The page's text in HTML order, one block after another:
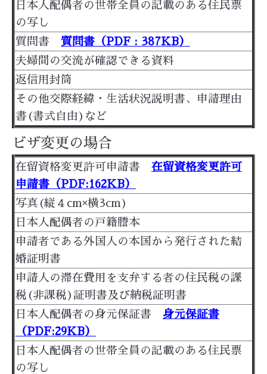
日本人配偶者の世帯全員の記載のある住民票
の写し
質問書 質問書（PDF : 387KB）
夫婦間の交流が確認できる資料
返信用封筒
その他交際経緯・生活状況説明書、申請理由
書(書式自由)など
ビザ変更の場合
在留資格変更許可申請書 在留資格変更許可
申請書（PDF:162KB）
写真(縦４cm×横3cm)
日本人配偶者の戸籍謄本
申請者である外国人の本国から発行された結
婚証明書
申請人の滞在費用を支弁する者の住民税の課
税(非課税)証明書及び納税証明書
日本人配偶者の身元保証書 身元保証書
（PDF:29KB）
日本人配偶者の世帯全員の記載のある住民票
の写し